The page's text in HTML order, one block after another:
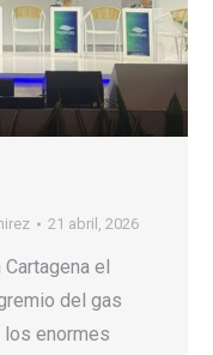
21 abril, 2026
el
del gas
los enormes